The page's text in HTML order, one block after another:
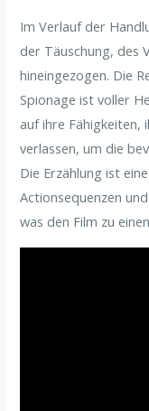
Im Verlauf der
der Täuschung, des
hineingezogen. Die
Spionage ist voller
auf ihre Fähigkeiten,
verlassen, um die
Die Erzählung ist
Actionsequenzen
was den Film zu